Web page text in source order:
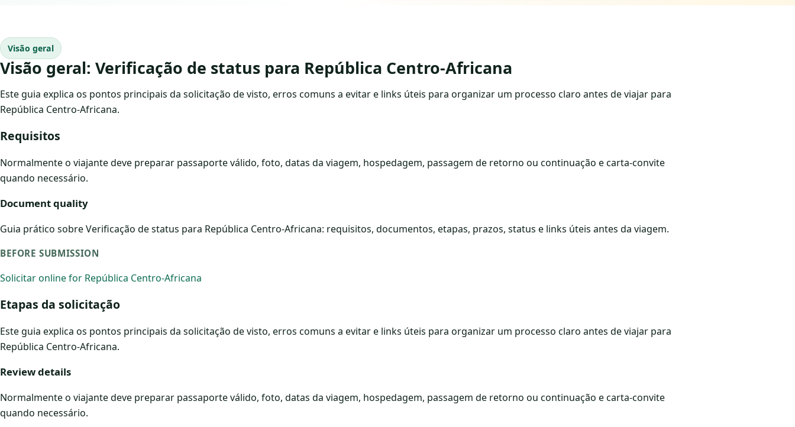
Visão geral
Visão geral: Verificação de status para República Centro-Africana
Este guia explica os pontos principais da solicitação de visto, erros comuns a evitar e links úteis para organizar um processo claro antes de viajar para
República Centro-Africana.
Requisitos
Normalmente o viajante deve preparar passaporte válido, foto, datas da viagem, hospedagem, passagem de retorno ou continuação e carta-convite
quando necessário.
Document quality
Guia prático sobre Verificação de status para República Centro-Africana: requisitos, documentos, etapas, prazos, status e links úteis antes da viagem.
BEFORE SUBMISSION
Solicitar online for República Centro-Africana
Etapas da solicitação
Este guia explica os pontos principais da solicitação de visto, erros comuns a evitar e links úteis para organizar um processo claro antes de viajar para
República Centro-Africana.
Review details
Normalmente o viajante deve preparar passaporte válido, foto, datas da viagem, hospedagem, passagem de retorno ou continuação e carta-convite
quando necessário.